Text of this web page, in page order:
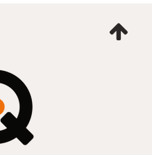
mig